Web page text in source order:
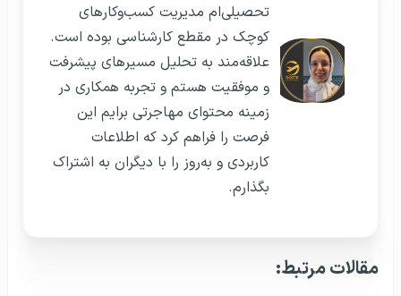
تحصیلی‌ام مدیریت کسب‌وکارهای
کوچک در مقطع کارشناسی بوده است.
علاقه‌مند به تحلیل مسیرهای پیشرفت
و موفقیت هستم و تجربه همکاری در
زمینه محتوای مهاجرتی برایم این
فرصت را فراهم کرد که اطلاعات
کاربردی و به‌روز را با دیگران به اشتراک
بگذارم.
مقالات مرتبط: